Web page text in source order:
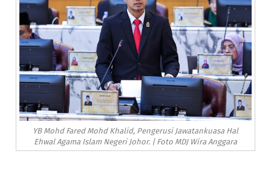
YB Mohd Fared Mohd Khalid, Pengerusi Jawatankuasa Hal
Ehwal Agama Islam Negeri Johor. | Foto MDJ Wira Anggara